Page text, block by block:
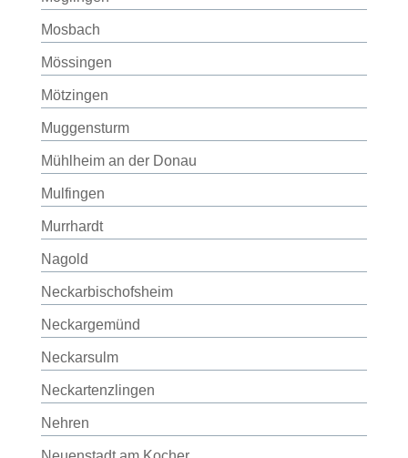
Mosbach
Mössingen
Mötzingen
Muggensturm
Mühlheim an der Donau
Mulfingen
Murrhardt
Nagold
Neckarbischofsheim
Neckargemünd
Neckarsulm
Neckartenzlingen
Nehren